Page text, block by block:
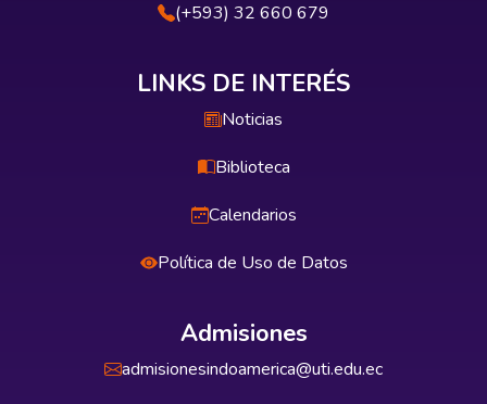
(+593) 32 660 679
LINKS DE INTERÉS
Noticias
Biblioteca
Calendarios
Política de Uso de Datos
Admisiones
admisionesindoamerica@uti.edu.ec